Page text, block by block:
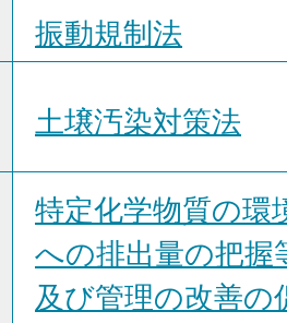
振動規制法
土壌汚染対策法
特定化学物質の環
への排出量の把握
及び管理の改善の